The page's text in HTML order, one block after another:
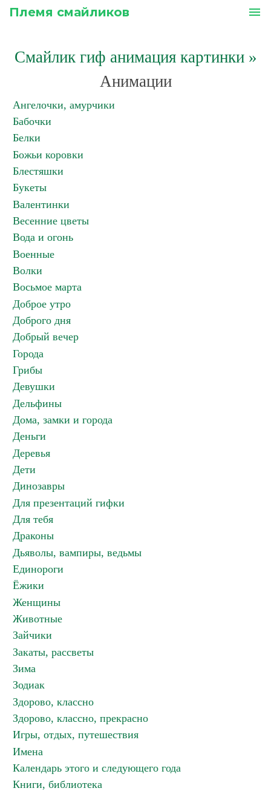
Племя смайликов menu
Смайлик гиф анимация картинки»
Анимации
Ангелочки, амурчики
Бабочки
Белки
Божьи коровки
Блестяшки
Букеты
Валентинки
Весенние цветы
Вода и огонь
Военные
Волки
Восьмое марта
Доброе утро
Доброго дня
Добрый вечер
Города
Грибы
Девушки
Дельфины
Дома, замки и города
Деньги
Деревья
Дети
Динозавры
Для презентаций гифки
Для тебя
Драконы
Дьяволы, вампиры, ведьмы
Единороги
Ёжики
Женщины
Животные
Зайчики
Закаты, рассветы
Зима
Зодиак
Здорово, классно
Здорово, классно, прекрасно
Игры, отдых, путешествия
Имена
Календарь этого и следующего года
Книги, библиотека